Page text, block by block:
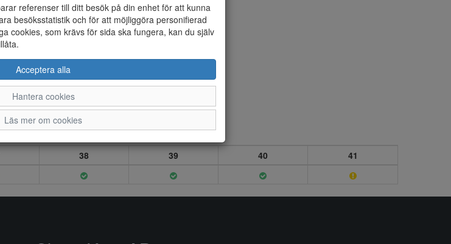
38 39 40
41
referenser till ditt besök på din enhet för att kunna
besöksstatistik och för att möjliggöra personifierad
cookies, som krävs för sida ska fungera, kan du själv
Acceptera alla
Hantera cookies
Läs mer om cookies